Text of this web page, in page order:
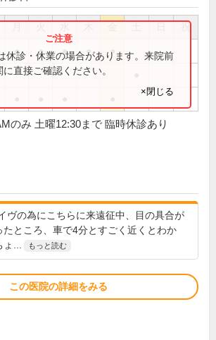
祝
● ● ● ● ●
休診・休業の場合があります。来院前
直接ご確認ください。
×閉じる
のみ 土曜12:30まで 臨時休診あり
ヴの為にこちらに来遠征中、目の具合が
たところ、車で4分とすごく近くとわか
...
もっと読む
この医院の詳細をみる